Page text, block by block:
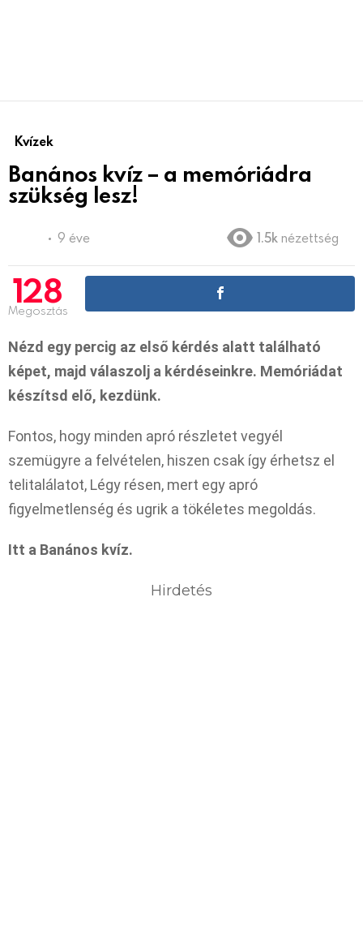
Kvízek
Banános kvíz – a memóriádra
szükség lesz!
9 éve 1.5k nézettség
128
Megosztás
Nézd egy percig az első kérdés alatt található
képet, majd válaszolj a kérdéseinkre. Memóriádat
készítsd elő, kezdünk.
Fontos, hogy minden apró részletet vegyél
szemügyre a felvételen, hiszen csak így érhetsz el
telitalálatot, Légy résen, mert egy apró
figyelmetlenség és ugrik a tökéletes megoldás.
Itt a Banános kvíz.
Hirdetés